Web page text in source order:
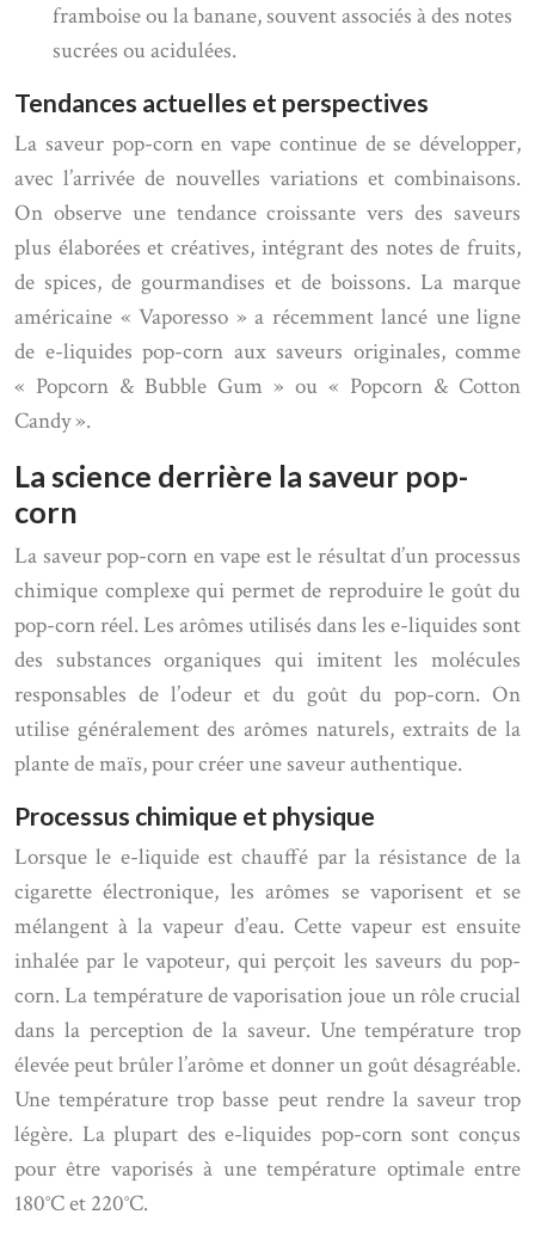
framboise ou la banane, souvent associés à des notes
sucrées ou acidulées.
Tendances actuelles et perspectives
La saveur pop-corn en vape continue de se développer,
avec l’arrivée de nouvelles variations et combinaisons.
On observe une tendance croissante vers des saveurs
plus élaborées et créatives, intégrant des notes de fruits,
de spices, de gourmandises et de boissons. La marque
américaine « Vaporesso » a récemment lancé une ligne
de e-liquides pop-corn aux saveurs originales, comme
« Popcorn & Bubble Gum » ou « Popcorn & Cotton
Candy ».
La science derrière la saveur pop-
corn
La saveur pop-corn en vape est le résultat d’un processus
chimique complexe qui permet de reproduire le goût du
pop-corn réel. Les arômes utilisés dans les e-liquides sont
des substances organiques qui imitent les molécules
responsables de l’odeur et du goût du pop-corn. On
utilise généralement des arômes naturels, extraits de la
plante de maïs, pour créer une saveur authentique.
Processus chimique et physique
Lorsque le e-liquide est chauffé par la résistance de la
cigarette électronique, les arômes se vaporisent et se
mélangent à la vapeur d’eau. Cette vapeur est ensuite
inhalée par le vapoteur, qui perçoit les saveurs du pop-
corn. La température de vaporisation joue un rôle crucial
dans la perception de la saveur. Une température trop
élevée peut brûler l’arôme et donner un goût désagréable.
Une température trop basse peut rendre la saveur trop
légère. La plupart des e-liquides pop-corn sont conçus
pour être vaporisés à une température optimale entre
180°C et 220°C.